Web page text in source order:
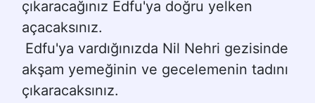
çıkaracağınız Edfu'ya doğru yelken
açacaksınız.
Edfu'ya vardığınızda Nil Nehri gezisinde
akşam yemeğinin ve gecelemenin tadını
çıkaracaksınız.